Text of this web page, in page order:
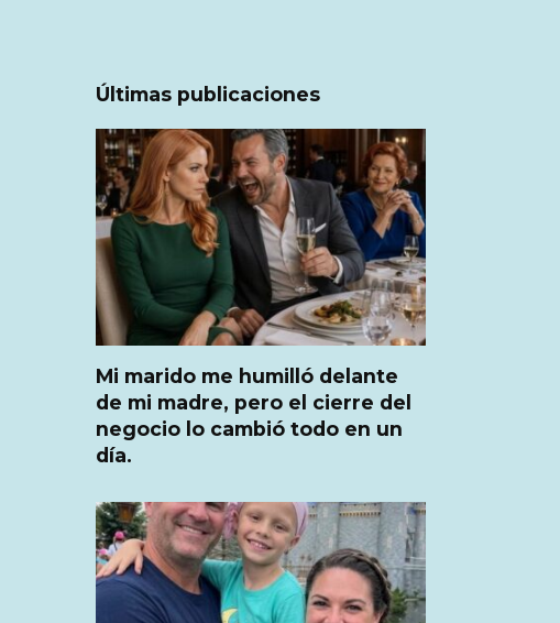
Últimas publicaciones
Mi marido me humilló delante
de mi madre, pero el cierre del
negocio lo cambió todo en un
día.